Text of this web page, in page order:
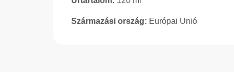
Származási ország: Európai Unió